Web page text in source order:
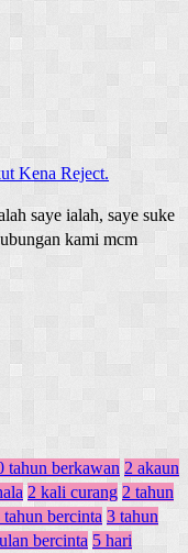
Kena Reject.
saye ialah, saye suke
kami mcm
tahun berkawan 2 akaun
2 kali curang 2 tahun
tahun bercinta 3 tahun
bercinta 5 hari